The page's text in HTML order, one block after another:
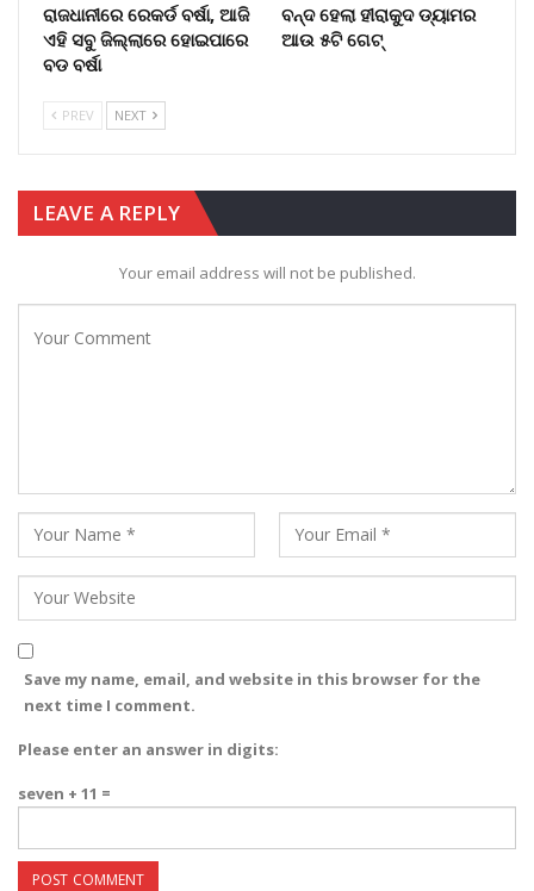
ରାଜଧାନୀରେ ରେକର୍ଡ ବର୍ଷା, ଆଜି
ଏହି ସବୁ ଜିଲ୍ଲାରେ ହୋଇପାରେ
ବଡ ବର୍ଷା
ବନ୍ଦ ହେଲା ହୀରାକୁଦ ଡ୍ୟାମର
ଆଉ ୫ଟି ଗେଟ୍
PREV NEXT
LEAVE A REPLY
Your email address will not be published.
Save my name, email, and website in this browser for the
next time I comment.
Please enter an answer in digits:
seven + 11 =